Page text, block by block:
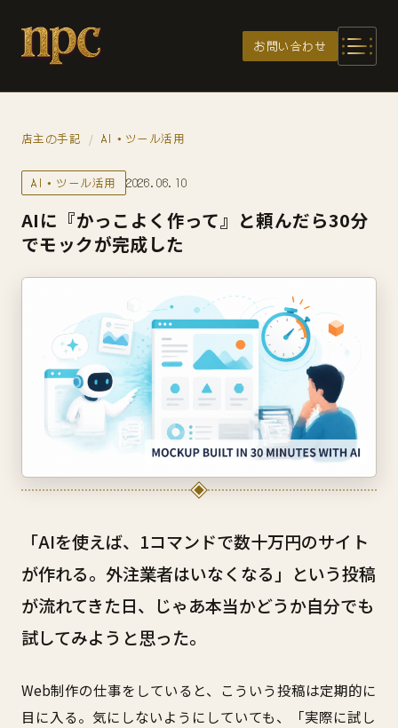
お問い合わせ
店主の手記 / AI・ツール活用
AI・ツール活用 2026.06.10
AIに『かっこよく作って』と頼んだら30分
でモックが完成した
「AIを使えば、1コマンドで数十万円のサイト
が作れる。外注業者はいなくなる」という投稿
が流れてきた日、じゃあ本当かどうか自分でも
試してみようと思った。
Web制作の仕事をしていると、こういう投稿は定期的に
目に入る。気にしないようにしていても、「実際に試し